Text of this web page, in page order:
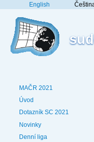
English
MAČR 2021
Úvod
Dotazník SC 2021
Novinky
Denní liga